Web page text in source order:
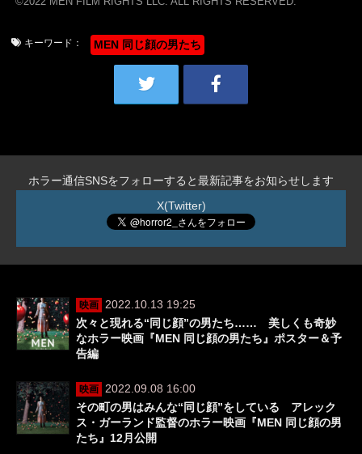
キーワード： MEN 同じ顔の男たち
ホラー通信SNSをフォローすると最新記事をお知らせします
X(Twitter)
映画
2022.10.13 19:25
次々と現れる“同じ顔”の男たち…… 美しくも奇妙
なホラー映画『MEN 同じ顔の男たち』ポスター＆予
告編
映画
2022.09.08 16:00
その町の男はみんな“同じ顔”をしている アレック
ス・ガーランド監督のホラー映画『MEN 同じ顔の男
たち』12月公開